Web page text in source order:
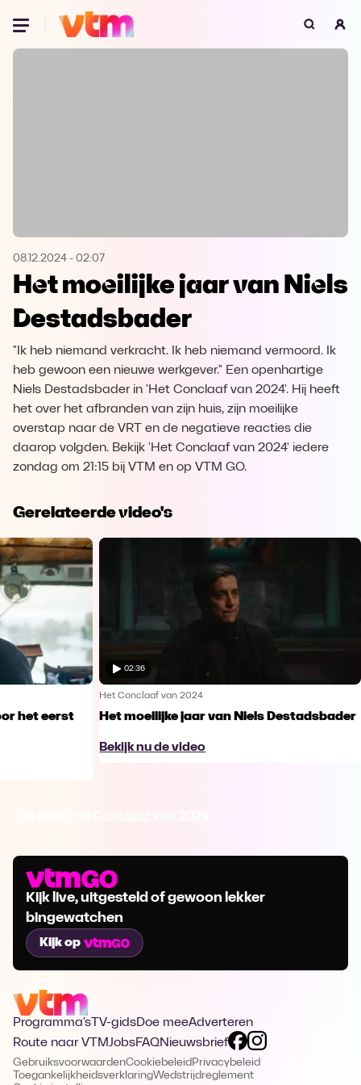
Oeps, browser niet ondersteund
Microsoft Edge Download
Opera
08.12.2024 - 02:07
Het moeilijke jaar van Niels
Destadsbader
"Ik heb niemand verkracht. Ik heb niemand vermoord. Ik
heb gewoon een nieuwe werkgever." Een openhartige
Niels Destadsbader in 'Het Conclaaf van 2024'. Hij heeft
het over het afbranden van zijn huis, zijn moeilijke
overstap naar de VRT en de negatieve reacties die
daarop volgden. Bekijk 'Het Conclaaf van 2024' iedere
zondag om 21:15 bij VTM en op VTM GO.
Gerelateerde video's
het eerst
02:36
Het Conclaaf van 2024
Het moeilijke jaar van Niels Destadsbader
Bekijk nu de video
Kijk live, uitgesteld of gewoon lekker
bingewatchen
Kijk op
Programma's TV-gidsDoe meeAdverteren
Route naar VTMJobsFAQNieuwsbrief
GebruiksvoorwaardenCookiebeleid Privacybeleid
ToegankelijkheidsverklaringWedstrijdreglement